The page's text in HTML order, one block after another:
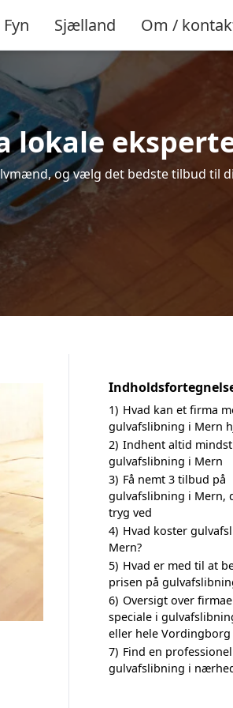
Fyn Sjælland Om /
lokale
og vælg det bedste tilbud til
1) Hvad kan et firma
gulvafslibning i Mern
2) Indhent altid
gulvafslibning i Mern
3) Få nemt 3 tilbud på
gulvafslibning i Mern,
tryg ved
4) Hvad koster
Mern?
5) Hvad er med til at
prisen på
6) Oversigt over
speciale i
eller hele
7) Find en
gulvafslibning i